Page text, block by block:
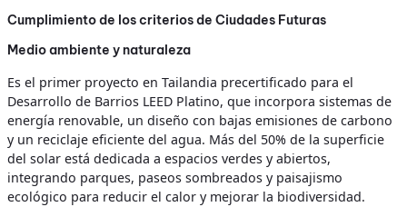
Cumplimiento de los criterios de Ciudades Futuras
Medio ambiente y naturaleza
Es el primer proyecto en Tailandia precertificado para el
Desarrollo de Barrios LEED Platino, que incorpora sistemas de
energía renovable, un diseño con bajas emisiones de carbono
y un reciclaje eficiente del agua. Más del 50% de la superficie
del solar está dedicada a espacios verdes y abiertos,
integrando parques, paseos sombreados y paisajismo
ecológico para reducir el calor y mejorar la biodiversidad.